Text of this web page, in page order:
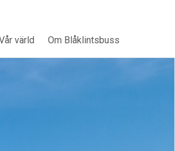
värld Om Blåklintsbuss